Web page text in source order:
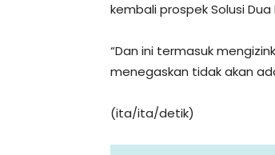
kembali prospek Solusi
“Dan ini termasuk
menegaskan tidak akan
(ita/ita/detik)